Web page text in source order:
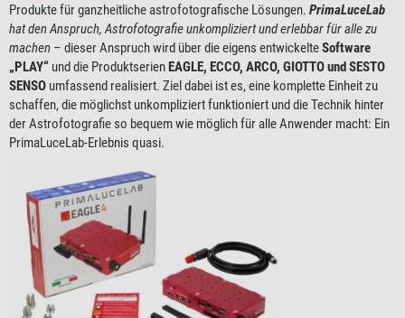
Produkte für ganzheitliche astrofotografische Lösungen. PrimaLuceLab
hat den Anspruch, Astrofotografie unkompliziert und erlebbar für alle zu
machen – dieser Anspruch wird über die eigens entwickelteSoftware
„PLAY“ und die ProduktserienEAGLE, ECCO, ARCO, GIOTTO und SESTO
SENSO umfassend realisiert. Ziel dabei ist es, eine komplette Einheit zu
schaffen, die möglichst unkompliziert funktioniert und die Technik hinter
der Astrofotografie so bequem wie möglich für alle Anwender macht: Ein
PrimaLuceLab-Erlebnis quasi.